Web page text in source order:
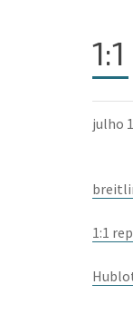
julho
1:1